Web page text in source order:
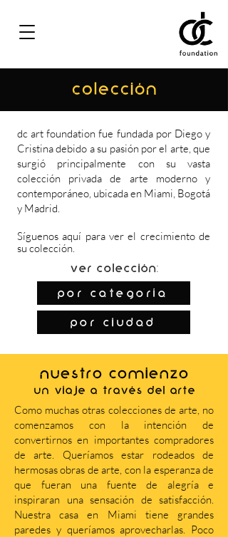
COLECCIÓN
dc art foundation fue fundada por Diego y
Cristina debido a su pasión por el arte, que
surgió principalmente con su vasta
colección privada de arte moderno y
contemporáneo, ubicada en Miami, Bogotá
y Madrid.
Síguenosaquí para ver el crecimiento de
su colección.
Ver colección:
por categoría
por ciudad
NUESTRO COMIENZO
Un viaje a través del arte
Como muchas otras colecciones de arte, no
comenzamos con la intención de
convertirnos en importantes compradores
de arte. Queríamos estar rodeados de
hermosas obras de arte, con la esperanza de
que fueran una fuente de alegría e
inspiraran una sensación de satisfacción.
Nuestra casa en Miami tiene grandes
paredes y queríamos aprovecharlas. Poco